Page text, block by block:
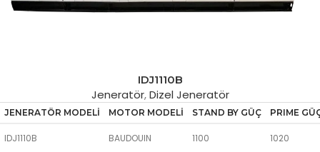
IDJ1110B
Jeneratör,Dizel Jeneratör
JENERATÖR MODELİ MOTOR MODELİ STAND BY GÜÇ PRIME
IDJ1110B BAUDOUIN 1100 1020